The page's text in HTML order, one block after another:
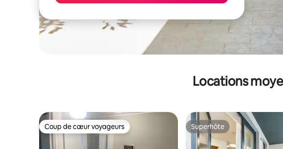
Locations
Coup de cœur voyageurs
Coup de cœur voyageurs Superhôte
Superhôte